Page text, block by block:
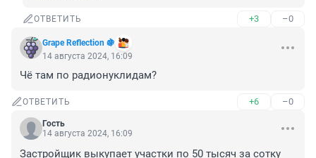
ОТВЕТИТЬ +3 –0
Grape Reflection 🍇
14 августа 2024, 16:09
Чё там по радионуклидам?
ОТВЕТИТЬ +6 –0
Гость
14 августа 2024, 16:09
Застройщик выкупает участки по 50 тысяч за сотку